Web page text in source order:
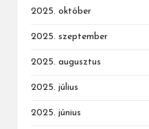
2025. október
2025. szeptember
2025. augusztus
2025. július
2025. június